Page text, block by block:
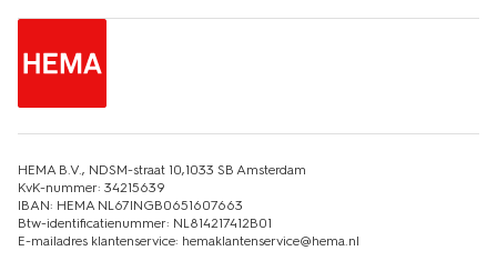
HEMA B.V., NDSM-straat 10,1033 SB Amsterdam
KvK-nummer: 34215639
IBAN: HEMA NL67INGB0651607663
Btw-identificatienummer: NL814217412B01
E-mailadres klantenservice: hemaklantenservice@hema.nl